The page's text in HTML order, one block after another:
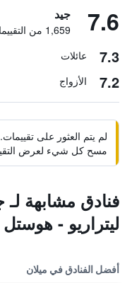
7.6 جيد
1,659 من التقييمات تم التحقق منها
7.3 عائلات
7.2 الأزواج
لم يتم العثور على
مسح كل شيء لعرض
فنادق مشابهة لـ
ليتراريو - هوستل
أفضل الفنادق في ميلان